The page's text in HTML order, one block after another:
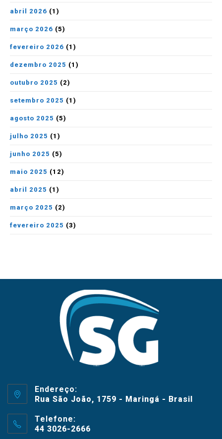
abril 2026 (1)
março 2026 (5)
fevereiro 2026 (1)
dezembro 2025 (1)
outubro 2025 (2)
setembro 2025 (1)
agosto 2025 (5)
julho 2025 (1)
junho 2025 (5)
maio 2025 (12)
abril 2025 (1)
março 2025 (2)
fevereiro 2025 (3)
Endereço:
Rua São João, 1759 - Maringá - Brasil
Telefone:
44 3026-2666